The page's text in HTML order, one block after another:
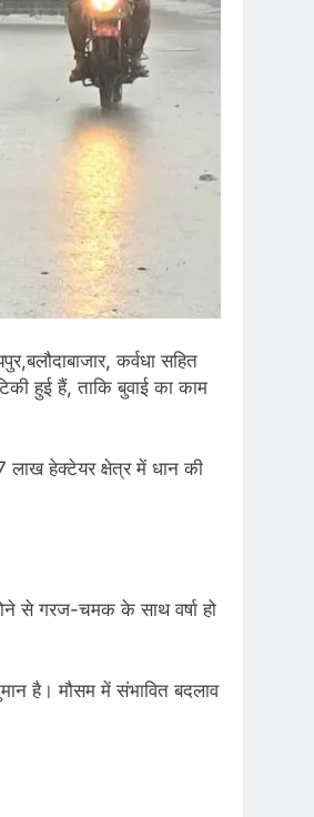
कर्वधा सहित
हुई हैं, ताकि बुवाई का काम
हेक्टेयर क्षेत्र में धान की
से गरज-चमक के साथ वर्षा हो
है। मौसम में संभावित बदलाव